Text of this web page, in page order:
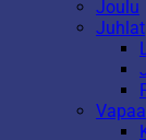
Joulu
Juhlat